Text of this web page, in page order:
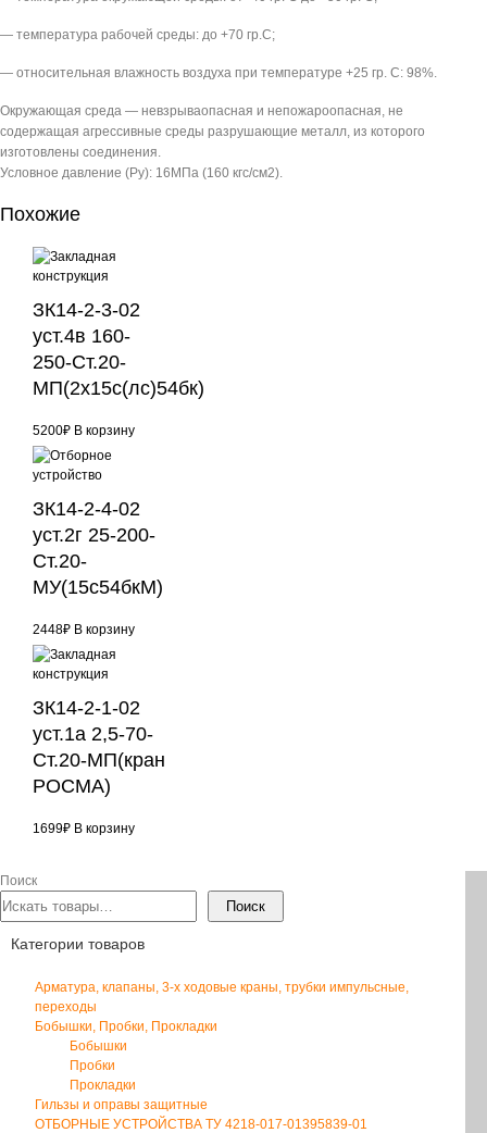
— температура рабочей среды: до +70 гр.С;
— относительная влажность воздуха при температуре +25 гр. С: 98%.
Окружающая среда — невзрываопасная и непожароопасная, не
содержащая агрессивные среды разрушающие металл, из которого
изготовлены соединения.
Условное давление (Pу): 16МПа (160 кгс/см2).
Похожие
ЗК14-2-3-02
уст.4в 160-
250-Ст.20-
МП(2х15с(лс)54бк)
5200₽ В корзину
ЗК14-2-4-02
уст.2г 25-200-
Ст.20-
МУ(15с54бкМ)
2448₽ В корзину
ЗК14-2-1-02
уст.1а 2,5-70-
Ст.20-МП(кран
РОСМА)
1699₽ В корзину
Поиск
Поиск
Категории товаров
Арматура, клапаны, 3-х ходовые краны, трубки импульсные,
переходы
Бобышки, Пробки, Прокладки
Бобышки
Пробки
Прокладки
Гильзы и оправы защитные
ОТБОРНЫЕ УСТРОЙСТВА ТУ 4218-017-01395839-01